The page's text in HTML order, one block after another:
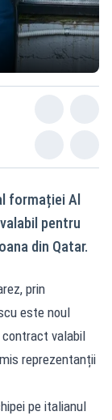
formației Al
pentru
din Qatar.
prin
este noul
contract valabil
reprezentanții
pe italianul